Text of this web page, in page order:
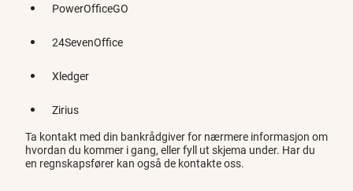
PowerOfficeGO
24SevenOffice
Xledger
Zirius
Ta kontakt med din bankrådgiver for nærmere informasjon om
hvordan du kommer i gang, eller fyll ut skjema under. Har du
en regnskapsfører kan også de kontakte oss.